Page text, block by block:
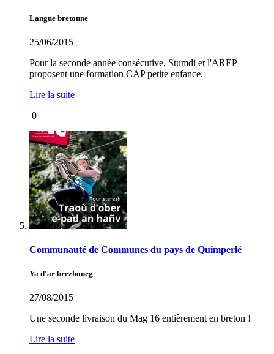
Langue bretonne
25/06/2015
Pour la seconde année consécutive, Stumdi et l'AREP
proposent une formation CAP petite enfance.
Lire la suite
0
Communauté de Communes du pays de Quimperlé
Ya d'ar brezhoneg
27/08/2015
Une seconde livraison du Mag 16 entièrement en breton !
Lire la suite